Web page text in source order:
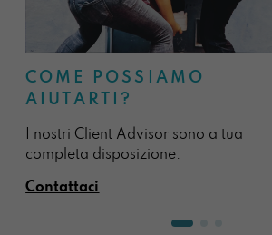
COME POSSIAMO
AIUTARTI?
I nostri Client Advisor sono a tua
completa disposizione.
Contattaci